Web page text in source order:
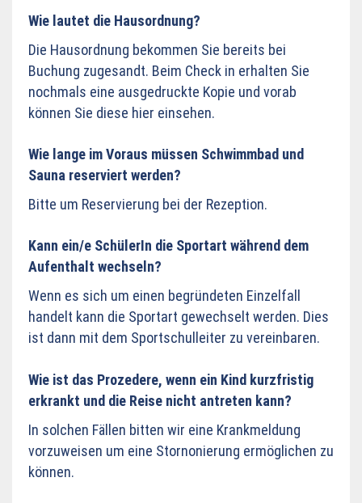
Wie lautet die Hausordnung?
Die Hausordnung bekommen Sie bereits bei
Buchung zugesandt. Beim Check in erhalten Sie
nochmals eine ausgedruckte Kopie und vorab
können Sie diese hier einsehen.
Wie lange im Voraus müssen Schwimmbad und
Sauna reserviert werden?
Bitte um Reservierung bei der Rezeption.
Kann ein/e SchülerIn die Sportart während dem
Aufenthalt wechseln?
Wenn es sich um einen begründeten Einzelfall
handelt kann die Sportart gewechselt werden. Dies
ist dann mit dem Sportschulleiter zu vereinbaren.
Wie ist das Prozedere, wenn ein Kind kurzfristig
erkrankt und die Reise nicht antreten kann?
In solchen Fällen bitten wir eine Krankmeldung
vorzuweisen um eine Stornonierung ermöglichen zu
können.